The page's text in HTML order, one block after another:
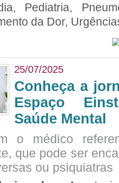
Pediatria,
da Dor,
25/07/2025
Conheça a
Espaço
Saúde Mental
o médico
que pode ser
ou psiquiatras